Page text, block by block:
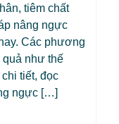
tiêm chất
nâng ngực
Các phương
quả như thế
tiết, đọc
ngực […]